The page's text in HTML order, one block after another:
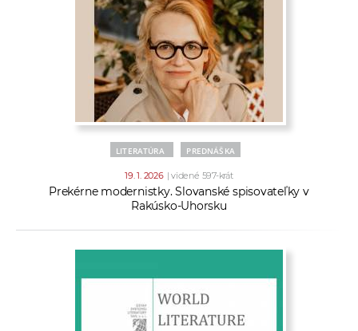
LITERATÚRA PREDNÁŠKA
19. 1. 2026 | videné 597-krát
Prekérne modernistky. Slovanské spisovateľky v
Rakúsko-Uhorsku